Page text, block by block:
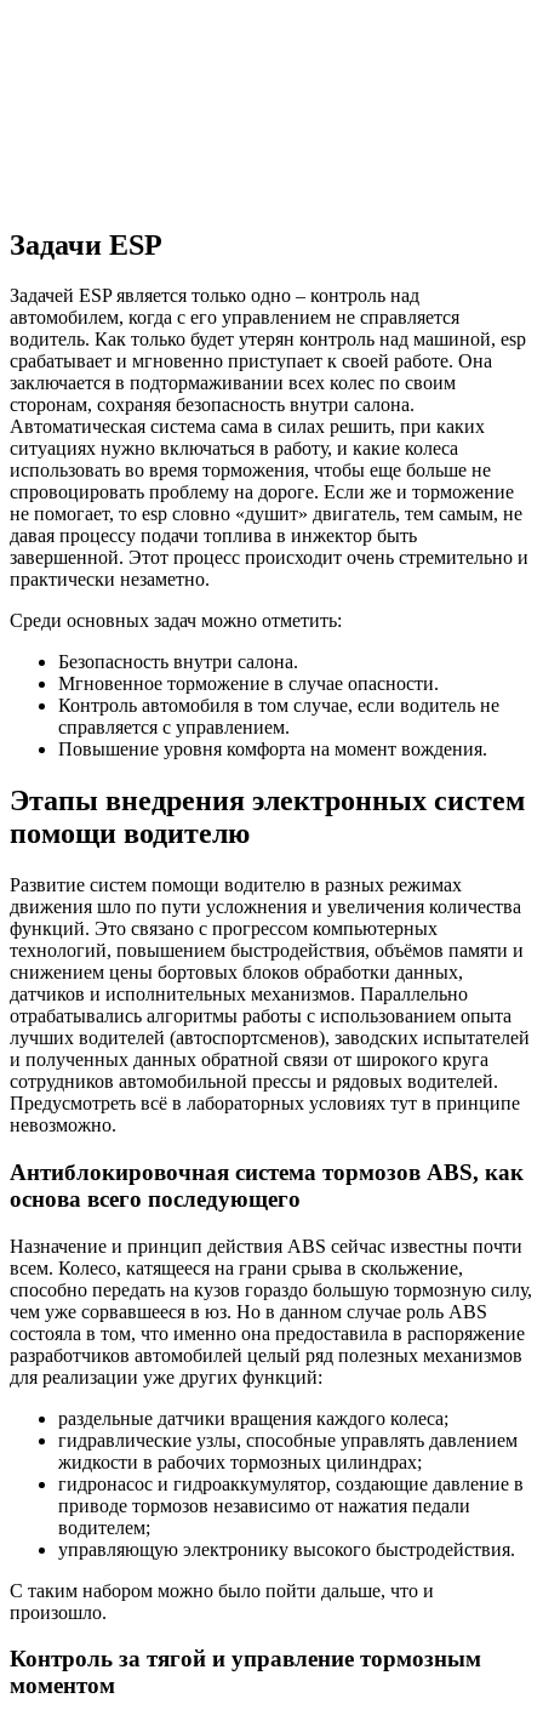
Задачи ESP
Задачей ESP является только одно – контроль над
автомобилем, когда с его управлением не справляется
водитель. Как только будет утерян контроль над машиной, esp
срабатывает и мгновенно приступает к своей работе. Она
заключается в подтормаживании всех колес по своим
сторонам, сохраняя безопасность внутри салона.
Автоматическая система сама в силах решить, при каких
ситуациях нужно включаться в работу, и какие колеса
использовать во время торможения, чтобы еще больше не
спровоцировать проблему на дороге. Если же и торможение
не помогает, то esp словно «душит» двигатель, тем самым, не
давая процессу подачи топлива в инжектор быть
завершенной. Этот процесс происходит очень стремительно и
практически незаметно.
Среди основных задач можно отметить:
Безопасность внутри салона.
Мгновенное торможение в случае опасности.
Контроль автомобиля в том случае, если водитель не
справляется с управлением.
Повышение уровня комфорта на момент вождения.
Этапы внедрения электронных систем
помощи водителю
Развитие систем помощи водителю в разных режимах
движения шло по пути усложнения и увеличения количества
функций. Это связано с прогрессом компьютерных
технологий, повышением быстродействия, объёмов памяти и
снижением цены бортовых блоков обработки данных,
датчиков и исполнительных механизмов. Параллельно
отрабатывались алгоритмы работы с использованием опыта
лучших водителей (автоспортсменов), заводских испытателей
и полученных данных обратной связи от широкого круга
сотрудников автомобильной прессы и рядовых водителей.
Предусмотреть всё в лабораторных условиях тут в принципе
невозможно.
Антиблокировочная система тормозов ABS, как
основа всего последующего
Назначение и принцип действия ABS сейчас известны почти
всем. Колесо, катящееся на грани срыва в скольжение,
способно передать на кузов гораздо большую тормозную силу,
чем уже сорвавшееся в юз. Но в данном случае роль ABS
состояла в том, что именно она предоставила в распоряжение
разработчиков автомобилей целый ряд полезных механизмов
для реализации уже других функций:
раздельные датчики вращения каждого колеса;
гидравлические узлы, способные управлять давлением
жидкости в рабочих тормозных цилиндрах;
гидронасос и гидроаккумулятор, создающие давление в
приводе тормозов независимо от нажатия педали
водителем;
управляющую электронику высокого быстродействия.
С таким набором можно было пойти дальше, что и
произошло.
Контроль за тягой и управление тормозным
моментом